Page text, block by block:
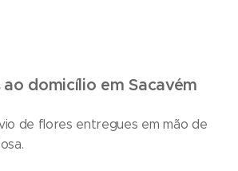
ao domicílio em Sacavém
de flores entregues em mão de